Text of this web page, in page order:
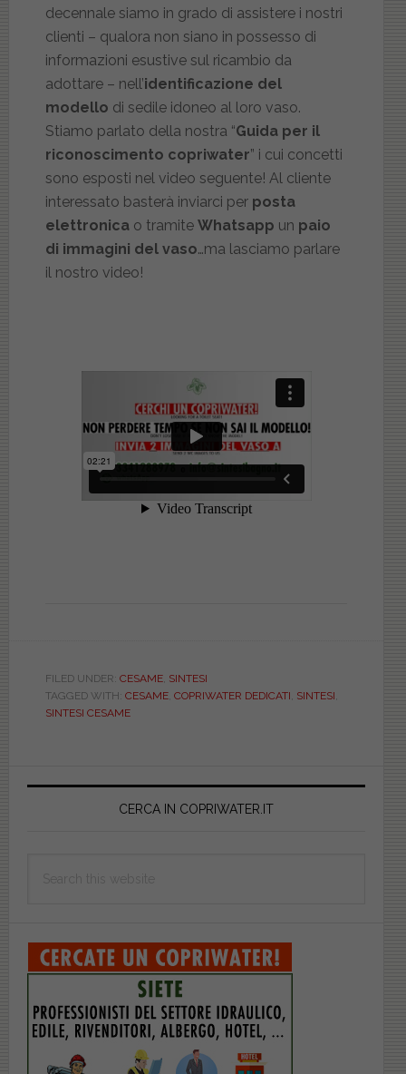
decennale siamo in grado di assistere i nostri
clienti – qualora non siano in possesso di
informazioni esustive sul ricambio da
adottare – nell’identificazione del
modello di sedile idoneo al loro vaso.
Stiamo parlato della nostra “Guida per il
riconoscimento copriwater” i cui concetti
sono esposti nel video seguente! Al cliente
interessato basterà inviarci per posta
elettronicao tramite Whatsapp un paio
di immagini del vaso…ma lasciamo parlare
il nostro video!
FILED UNDER: CESAME, SINTESI
TAGGED WITH: CESAME, COPRIWATER DEDICATI, SINTESI,
SINTESI CESAME
Primary
CERCA IN COPRIWATER.IT